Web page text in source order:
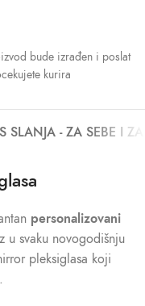
bude izrađen i poslat
kurira
SLANJA - ZA SEBE I
personalizovani
u svaku novogodišnju
pleksiglasa koji